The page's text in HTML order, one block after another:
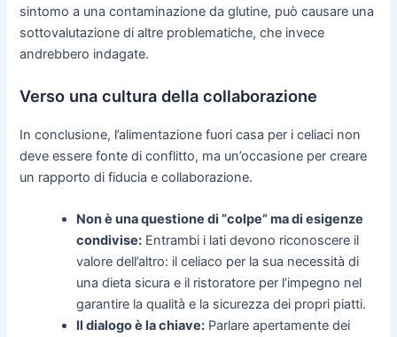
sintomo a una contaminazione da glutine, può causare una
sottovalutazione di altre problematiche, che invece
andrebbero indagate.
Verso una cultura della collaborazione
In conclusione, l’alimentazione fuori casa per i celiaci non
deve essere fonte di conflitto, ma un’occasione per creare
un rapporto di fiducia e collaborazione.
Non è una questione di “colpe” ma di esigenze
condivise: Entrambi i lati devono riconoscere il
valore dell’altro: il celiaco per la sua necessità di
una dieta sicura e il ristoratore per l’impegno nel
garantire la qualità e la sicurezza dei propri piatti.
Il dialogo è la chiave: Parlare apertamente dei